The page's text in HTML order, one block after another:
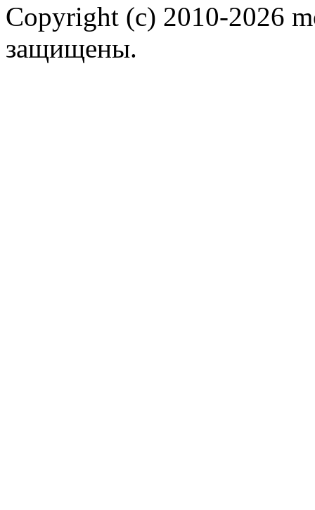
Copyright (c) 2010-2026
защищены.